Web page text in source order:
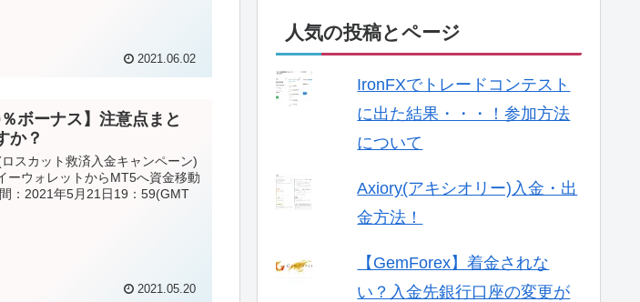
2021.06.02
ボーナス】注意点まと
か？
スカット救済入金キャンペーン)
ウォレットからMT5へ資金移動
：2021年5月21日19：59(GMT
2021.05.20
人気の投稿とページ
IronFXでトレードコンテスト
に出た結果・・・！参加方法
について
Axiory(アキシオリー)入金・出
金方法！
【GemForex】着金されな
い？入金先銀行口座の変更が